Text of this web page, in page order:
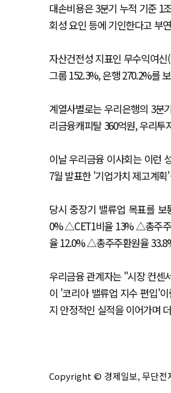
대손비용은 3분기 누적 기준 1
회성 요인 등에 기인한다고 부
자산건전성 지표인 무수익여
그룹 152.3%, 은행 270.2%를
계열사별로는 우리은행의 3분
리금융캐피탈 360억원, 우리
이날 우리금융 이사회는 이런
7월 발표한 '기업가치 제고계
당시 중장기 밸류업 목표를
0% △CET1비율 13% △총주
율 12.0% △총주주환원율
우리금융 관계자는 "시장 컨센
이 '코리아 밸류업 지수 편입'
지 안정적인 실적을 이어가며
Copyright © 경제일보, 무단전